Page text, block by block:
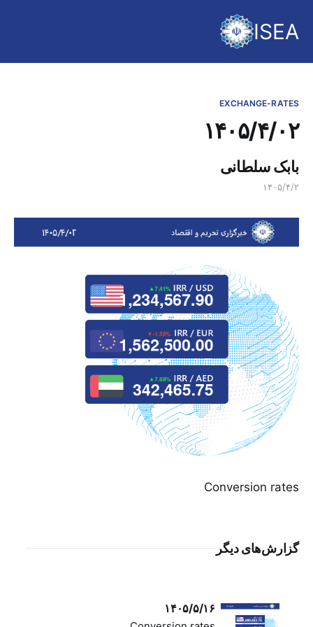
ISEA
EXCHANGE-RATES
۱۴۰۵/۴/۰۲
بابک سلطانی
۱۴۰۵/۴/۲
Conversion rates
گزارش‌های دیگر
۱۴۰۵/۵/۱۶